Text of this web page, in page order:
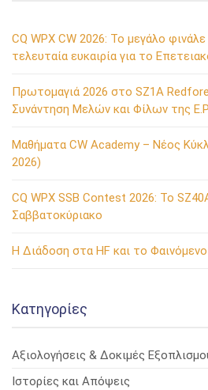
CQ WPX CW 2026: Το μεγάλο
τελευταία ευκαιρία για το
Πρωτομαγιά 2026 στο SZ1A
Συνάντηση Μελών και Φίλων της
Μαθήματα CW Academy – Νέος
2026)
CQ WPX SSB Contest 2026: Το
Σαββατοκύριακο
Η Διάδοση στα HF και το
Kατηγορίες
Αξιολογήσεις & Δοκιμές
Ιστορίες και Απόψεις